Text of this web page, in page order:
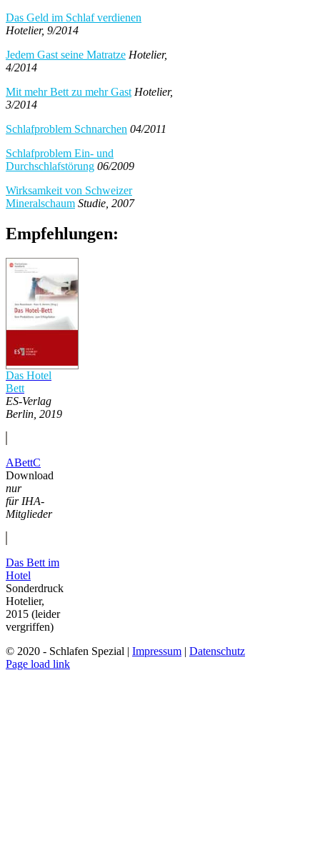
Das Geld im Schlaf verdienen
Hotelier, 9/2014
Jedem Gast seine Matratze Hotelier,
4/2014
Mit mehr Bett zu mehr Gast Hotelier,
3/2014
Schlafproblem Schnarchen 04/2011
Schlafproblem Ein- und
Durchschlafstörung 06/2009
Wirksamkeit von Schweizer
Mineralschaum Studie, 2007
Empfehlungen:
Das Hotel
Bett
ES-Verlag
Berlin, 2019
ABettC
Download
nur
für IHA-
Mitglieder
Das Bett im
Hotel
Sonderdruck
Hotelier,
2015 (leider
vergriffen)
© 2020 - Schlafen Spezial | Impressum | Datenschutz
Page load link